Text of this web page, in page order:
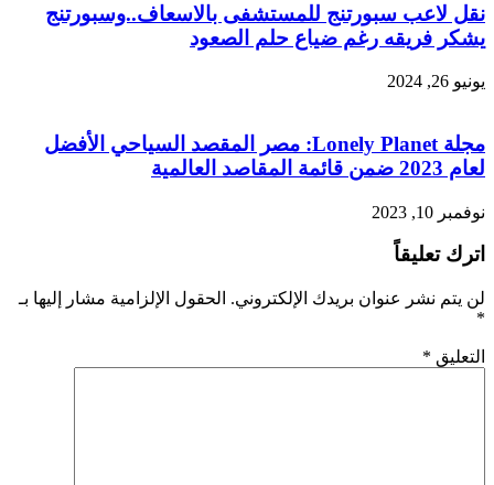
نقل لاعب سبورتنج للمستشفى بالاسعاف..وسبورتنج
يشكر فريقه رغم ضياع حلم الصعود
يونيو 26, 2024
مجلة Lonely Planet: مصر المقصد السياحي الأفضل
لعام 2023 ضمن قائمة المقاصد العالمية
نوفمبر 10, 2023
اترك تعليقاً
لن يتم نشر عنوان بريدك الإلكتروني. الحقول الإلزامية مشار إليها بـ
*
التعليق *